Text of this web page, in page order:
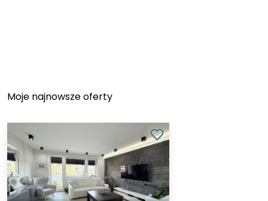
Moje najnowsze oferty